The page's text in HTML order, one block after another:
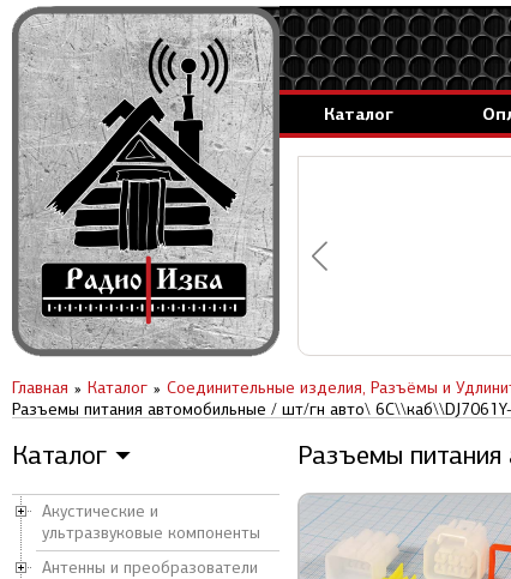
Каталог
генераторы.
за 1 день.
Каталог ▼
Акустические и
ультразвуковые компоненты
Антенны и преобразователи
Разъемы
Главная Каталог Соединительные изделия, Разъёмы и
Разъемы питания автомобильные / шт/гн авто\